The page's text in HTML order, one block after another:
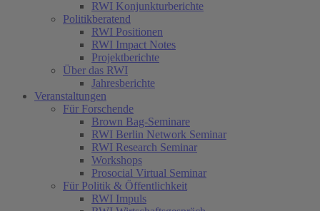
RWI Konjunkturberichte
Politikberatend
RWI Positionen
RWI Impact Notes
Projektberichte
Über das RWI
Jahresberichte
Veranstaltungen
Für Forschende
Brown Bag-Seminare
RWI Berlin Network Seminar
RWI Research Seminar
Workshops
Prosocial Virtual Seminar
Für Politik & Öffentlichkeit
RWI Impuls